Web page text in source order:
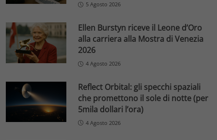
5 Agosto 2026
Ellen Burstyn riceve il Leone d’Oro
alla carriera alla Mostra di Venezia
2026
4 Agosto 2026
Reflect Orbital: gli specchi spaziali
che promettono il sole di notte (per
5mila dollari l’ora)
4 Agosto 2026